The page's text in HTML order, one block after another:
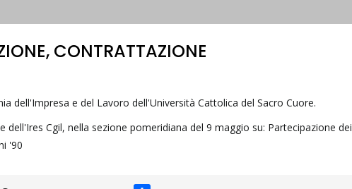
CONTRATTAZIONE
dell'Impresa e del Lavoro dell'Università Cattolica del Sacro Cuore.
Cgil, nella sezione pomeridiana del 9 maggio su: Partecipazione dei
'90